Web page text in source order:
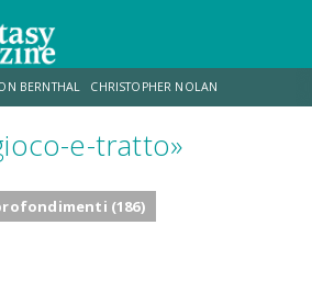
BERNTHAL CHRISTOPHER NOLAN
& GAMES ODISSEA CHRIS MCKENNA
e-tratto»
(186)